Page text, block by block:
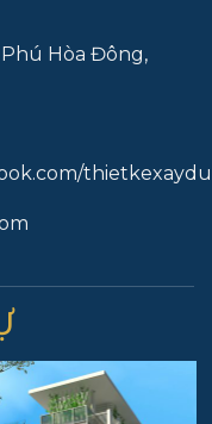
Phú Hòa Đông,